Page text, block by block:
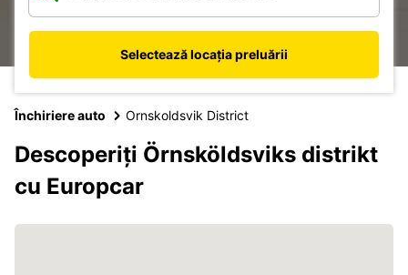
Selectează locația preluării
Închiriere auto Ornskoldsvik District
Descoperiți Örnsköldsviks distrikt
cu Europcar